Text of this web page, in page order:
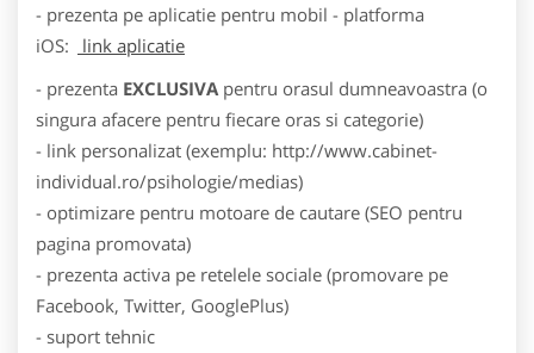
- prezenta pe aplicatie pentru mobil - platforma
iOS:
link aplicatie
- prezenta EXCLUSIVA pentru orasul dumneavoastra (o
singura afacere pentru fiecare oras si categorie)
- link personalizat (exemplu: http://www.cabinet-
individual.ro/psihologie/medias)
- optimizare pentru motoare de cautare (SEO pentru
pagina promovata)
- prezenta activa pe retelele sociale (promovare pe
Facebook, Twitter, GooglePlus)
- suport tehnic